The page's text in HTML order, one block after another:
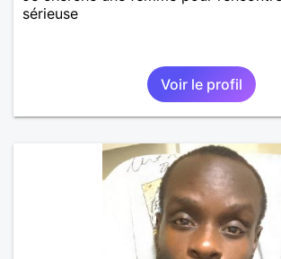
sérieuse
Voir le profil